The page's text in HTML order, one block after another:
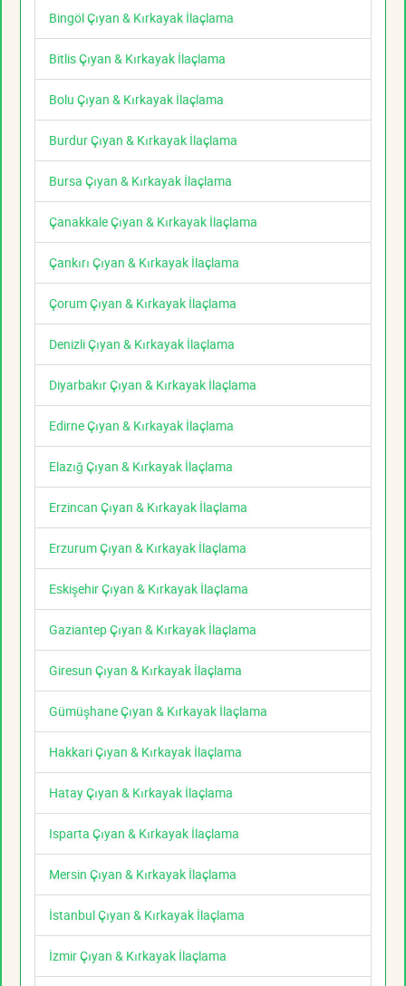
Bingöl Çıyan & Kırkayak İlaçlama
Bitlis Çıyan & Kırkayak İlaçlama
Bolu Çıyan & Kırkayak İlaçlama
Burdur Çıyan & Kırkayak İlaçlama
Bursa Çıyan & Kırkayak İlaçlama
Çanakkale Çıyan & Kırkayak İlaçlama
Çankırı Çıyan & Kırkayak İlaçlama
Çorum Çıyan & Kırkayak İlaçlama
Denizli Çıyan & Kırkayak İlaçlama
Diyarbakır Çıyan & Kırkayak İlaçlama
Edirne Çıyan & Kırkayak İlaçlama
Elazığ Çıyan & Kırkayak İlaçlama
Erzincan Çıyan & Kırkayak İlaçlama
Erzurum Çıyan & Kırkayak İlaçlama
Eskişehir Çıyan & Kırkayak İlaçlama
Gaziantep Çıyan & Kırkayak İlaçlama
Giresun Çıyan & Kırkayak İlaçlama
Gümüşhane Çıyan & Kırkayak İlaçlama
Hakkari Çıyan & Kırkayak İlaçlama
Hatay Çıyan & Kırkayak İlaçlama
Isparta Çıyan & Kırkayak İlaçlama
Mersin Çıyan & Kırkayak İlaçlama
İstanbul Çıyan & Kırkayak İlaçlama
İzmir Çıyan & Kırkayak İlaçlama